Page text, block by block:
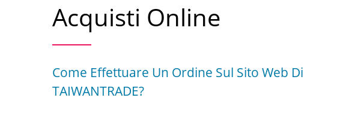
Acquisti Online
Come Effettuare Un Ordine Sul Sito Web Di
TAIWANTRADE?